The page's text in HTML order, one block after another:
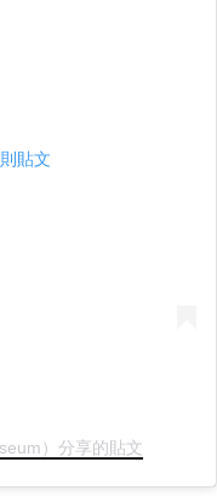
貼文
）分享的貼文